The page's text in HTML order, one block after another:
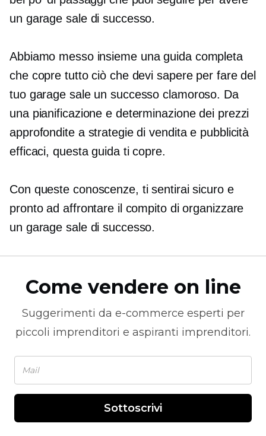
un garage sale di successo.
Abbiamo messo insieme una guida completa
che copre tutto ciò che devi sapere per fare del
tuo garage sale un successo clamoroso. Da
una pianificazione e determinazione dei prezzi
approfondite a strategie di vendita e pubblicità
efficaci, questa guida ti copre.
Con queste conoscenze, ti sentirai sicuro e
pronto ad affrontare il compito di organizzare
un garage sale di successo.
Come vendere on line
Suggerimenti da e-commerce esperti per
piccoli imprenditori e aspiranti imprenditori.
Sottoscrivi